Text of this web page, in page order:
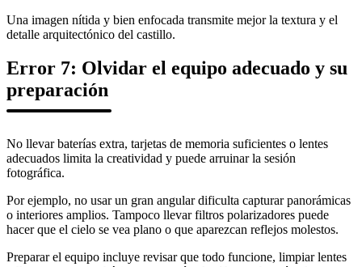
Una imagen nítida y bien enfocada transmite mejor la textura y el
detalle arquitectónico del castillo.
Error 7: Olvidar el equipo adecuado y su
preparación
No llevar baterías extra, tarjetas de memoria suficientes o lentes
adecuados limita la creatividad y puede arruinar la sesión
fotográfica.
Por ejemplo, no usar un gran angular dificulta capturar panorámicas
o interiores amplios. Tampoco llevar filtros polarizadores puede
hacer que el cielo se vea plano o que aparezcan reflejos molestos.
Preparar el equipo incluye revisar que todo funcione, limpiar lentes